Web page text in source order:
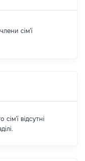
сім'ї
відсутні